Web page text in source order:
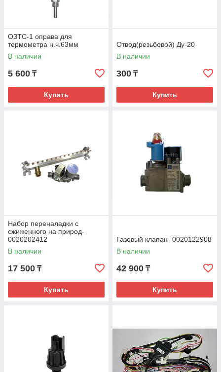
ОЗТС-1 оправа для
термометра н.ч.63мм
В наличии
5 600 ₸
Купить
Отвод(резьбовой) Ду-20
В наличии
300 ₸
Купить
Набор переналадки с
сжиженного на природ-
0020202412
В наличии
17 500 ₸
Купить
Газовый клапан- 0020122908
В наличии
42 900 ₸
Купить